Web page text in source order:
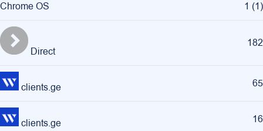
Chrome OS 1 (1)
Direct
182
clients.ge 65
clients.ge 16